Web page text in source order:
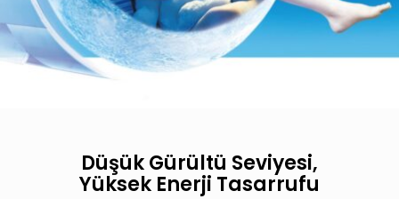
Düşük Gürültü Seviyesi,
Yüksek Enerji Tasarrufu